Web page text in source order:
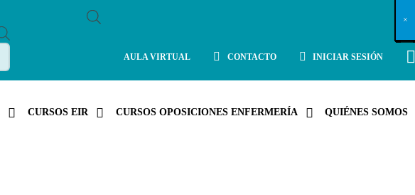
R
D
S
AULA VIRTUAL CONTACTO INICIAR SESIÓN
CURSOS EIR CURSOS OPOSICIONES ENFERMERÍA QUIÉNES SOMOS
X
×
×
×
×
×
×
×
×
×
×
×
×
×
×
×
×
×
×
×
×
×
×
×
×
×
×
×
×
×
×
×
×
×
×
×
×
×
×
×
×
×
×
×
×
×
×
×
×
×
×
×
×
×
×
×
×
×
×
×
×
×
×
×
×
×
×
×
×
×
×
×
×
×
×
×
×
×
×
×
×
×
×
×
×
×
×
×
×
×
×
×
×
×
×
×
×
×
×
×
×
×
×
×
×
×
×
×
×
×
×
×
×
×
×
×
×
×
×
×
×
×
×
×
×
×
×
×
×
×
×
×
×
×
×
×
×
×
×
×
×
×
×
×
×
×
×
×
×
×
×
×
×
×
×
×
×
×
×
×
×
×
×
×
×
×
×
×
×
×
×
×
×
×
×
×
×
×
×
×
×
×
×
×
×
×
×
×
×
×
×
×
×
×
×
×
×
×
×
×
×
×
×
×
×
×
×
×
×
×
×
×
×
×
×
×
×